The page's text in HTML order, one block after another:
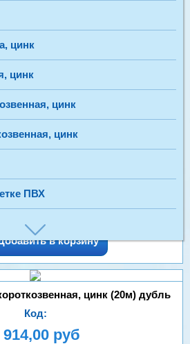
цинк
цинк
цинк
цинк
ПВХ
в корзину
Код:
820,00 руб
в корзину
цинк (20м) дубль
Код:
914,00 руб